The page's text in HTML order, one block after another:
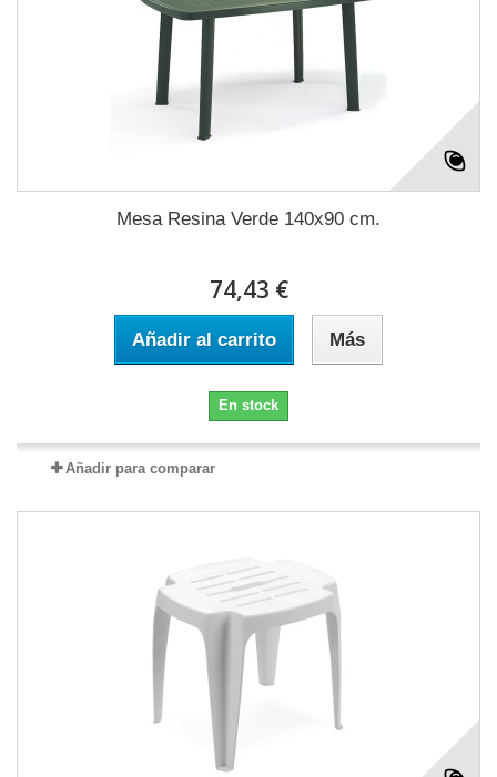
Mesa Resina Verde 140x90 cm.
74,43 €
Añadir al carrito Más
En stock
Añadir para comparar